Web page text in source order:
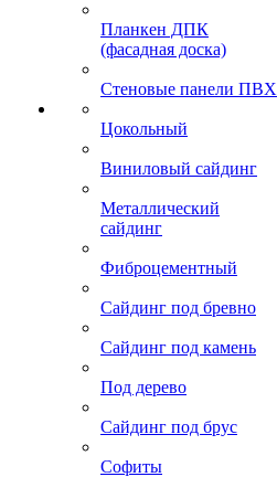
Планкен ДПК
(фасадная доска)
Стеновые панели ПВХ
Цокольный
Виниловый сайдинг
Металлический
сайдинг
Фиброцементный
Сайдинг под бревно
Сайдинг под камень
Под дерево
Сайдинг под брус
Софиты